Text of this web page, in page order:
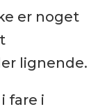
er noget
lignende.
fare i